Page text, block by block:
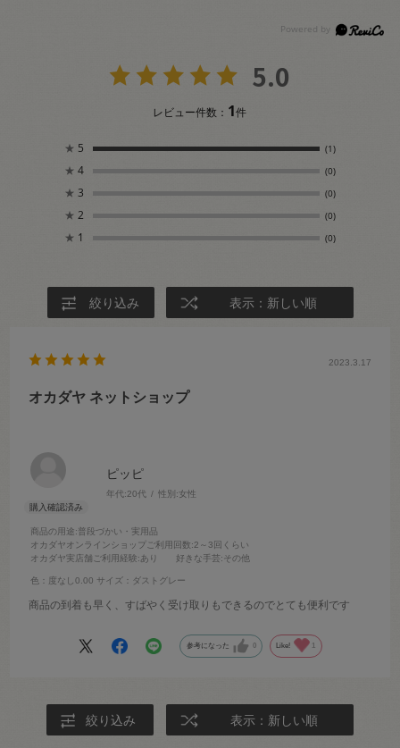
5.0
レビュー件数： 1件
★ 5 (1)
★ 4 (0)
★ 3 (0)
★ 2 (0)
★ 1 (0)
絞り込み 表示：新しい順
ピッピ
年代:20代 性別:女性
商品の用途:普段づかい・実用品
オカダヤオンラインショップご利用回数:2～3回くらい
オカダヤ実店舗ご利用経験:あり 好きな手芸:その他
色：度なし0.00 サイズ：ダストグレー
2023.3.17
オカダヤ ネットショップ
商品の到着も早く、すばやく受け取りもできるのでとても便利です
参考になった 0 Like! 1
絞り込み 表示：新しい順